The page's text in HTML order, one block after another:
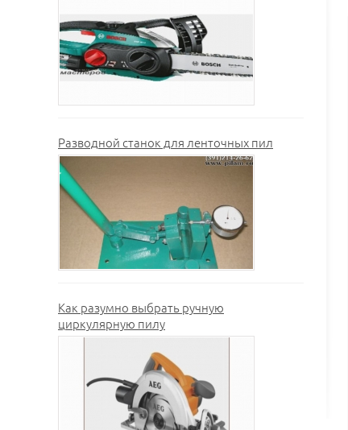
Разводной станок для ленточных пил
Как разумно выбрать ручную
циркулярную пилу